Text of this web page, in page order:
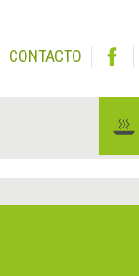
CONTACTO